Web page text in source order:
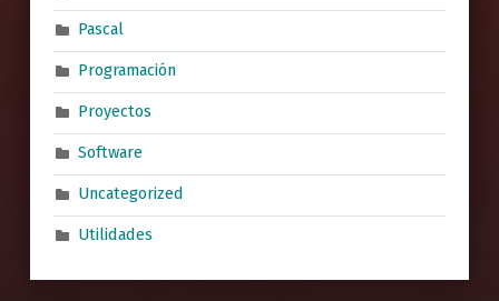
Pascal
Programación
Proyectos
Software
Uncategorized
Utilidades